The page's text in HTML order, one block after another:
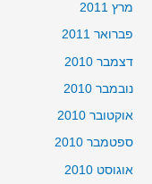
מרץ 2011
פברואר 2011
דצמבר 2010
נובמבר 2010
אוקטובר 2010
ספטמבר 2010
אוגוסט 2010